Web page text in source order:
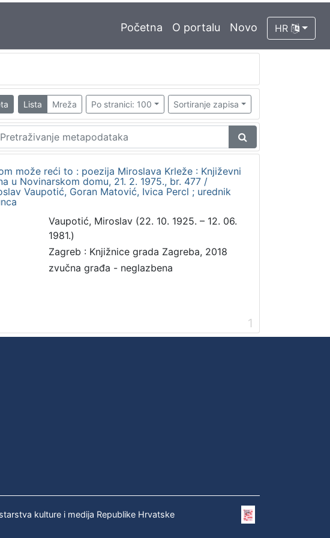
Početna O portalu Novo HR
Lista Mreža Po stranici: 100 Sortiranje zapisa
može reći to : poezija Miroslava Krleže : Književni
u Novinarskom domu, 21. 2. 1975., br. 477 /
Vaupotić, Goran Matović, Ivica Percl ; urednik
Vaupotić, Miroslav (22. 10. 1925. – 12. 06.
1981.)
Zagreb : Knjižnice grada Zagreba, 2018
zvučna građa - neglazbena
1
kulture i medija Republike Hrvatske